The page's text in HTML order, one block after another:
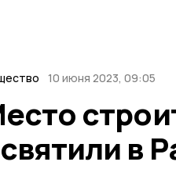
10 июня 2023, 09:05
в